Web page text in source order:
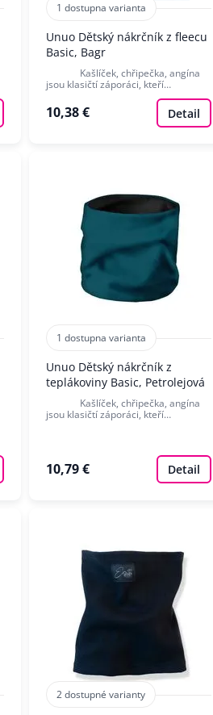
1 dostupna varianta
Unuo Dětský nákrčník z fleecu
Basic, Bagr
Kašlíček, chřipečka, angína
jsou klasičtí záporáci, kteří…
10,38 € Detail
1 dostupna varianta
Unuo Dětský nákrčník z
teplákoviny Basic, Petrolejová
Kašlíček, chřipečka, angína
jsou klasičtí záporáci, kteří…
10,79 € Detail
2 dostupné varianty